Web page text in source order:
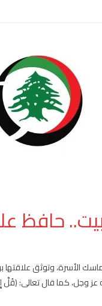
الأسرة، وتوثق علاقتها
وجل، كما قال تعالى: (قُلْ